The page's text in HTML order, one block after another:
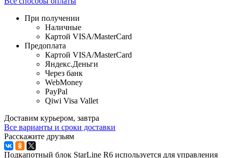
При получении
Наличные
Картой VISA/MasterCard
Предоплата
Картой VISA/MasterCard
Яндекс.Деньги
Через банк
WebMoney
PayPal
Qiwi Visa Vallet
Доставим курьером, завтра
Все варианты и сроки доставки
Расскажите друзьям
Подкапотный блок StarLine R6 используется для управления